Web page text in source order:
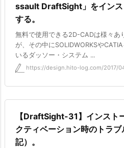
ssault DraftSight」をインス
する。
無料で使用できる2D-CADは様々あ
が、その中にSOLIDWORKSや
いるダッソー・システム ...
https://design.hito-log.com/2017/
【DraftSight-31】インスト
クティベーション時のトラブ
記）。